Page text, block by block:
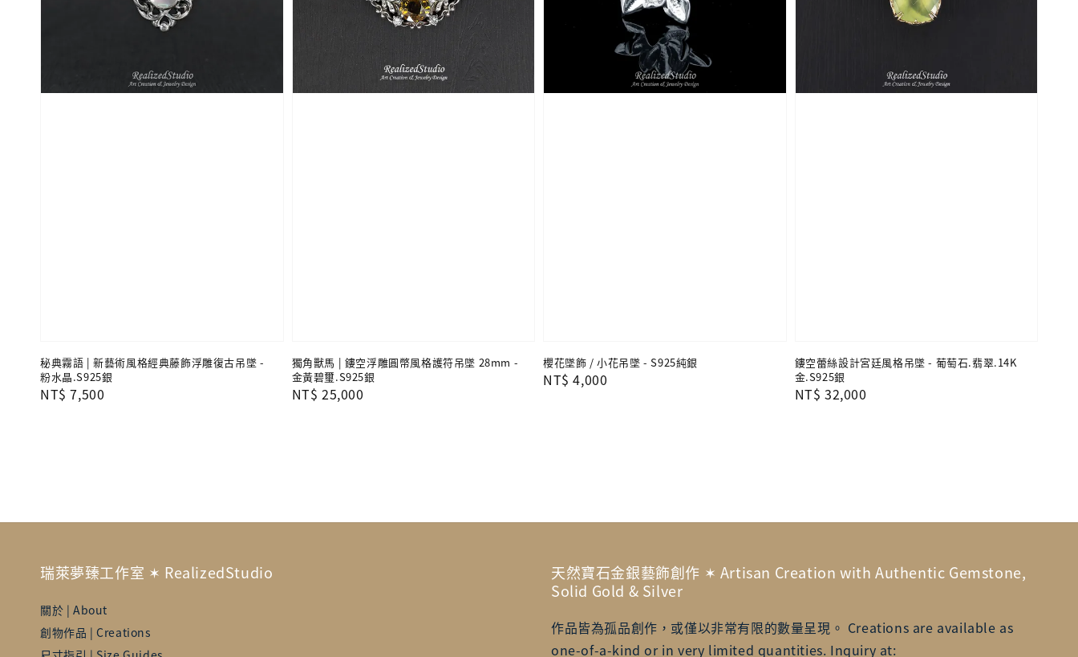
秘典霧語 | 新藝術風格經典藤飾浮雕復古吊墜 -
粉水晶.S925銀
Regular
NT$ 7,500
獨角獸馬 | 鏤空浮雕圓幣風格護符吊墜 28mm -
金黃碧璽.S925銀
Regular
NT$ 25,000
櫻花墜飾 / 小花吊墜 - S925純銀
Regular
NT$ 4,000
鏤空蕾絲設計宮廷風格吊墜 - 葡萄石.翡翠.14K
金.S925銀
Regular
NT$ 32,000
瑞萊夢臻工作室 ✶ RealizedStudio
關於 | About
創物作品 | Creations
天然寶石金銀藝飾創作 ✶ Artisan Creation with Authentic Gemstone,
Solid Gold & Silver
作品皆為孤品創作，或僅以非常有限的數量呈現。 Creations are available as
one-of-a-kind or in very limited quantities. Inquiry at: